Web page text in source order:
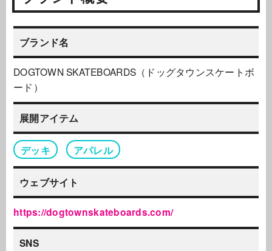
ブランド名
DOGTOWN SKATEBOARDS（ドッグタウンスケートボ
ード）
展開アイテム
デッキ アパレル
ウェブサイト
https://dogtownskateboards.com/
SNS